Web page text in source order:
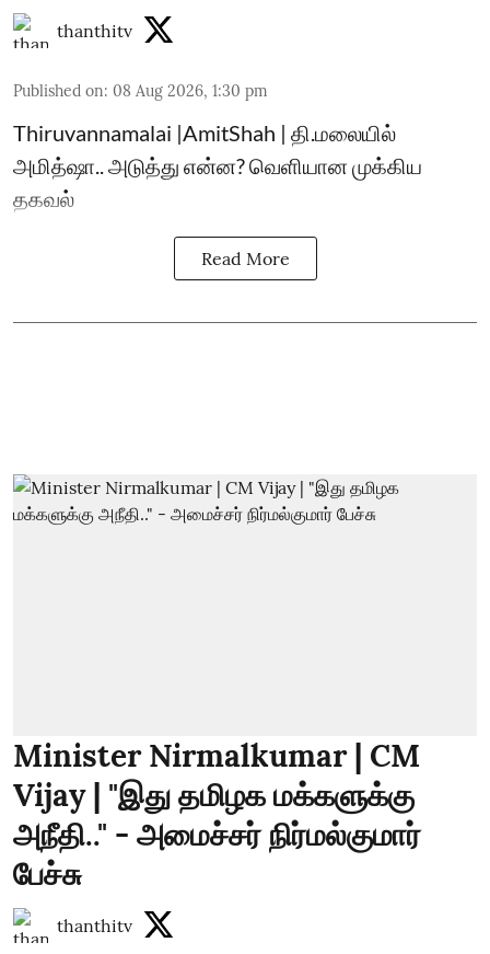
thanthitv
Published on: 08 Aug 2026, 1:30 pm
Thiruvannamalai |AmitShah | தி.மலையில்
அமித்ஷா.. அடுத்து என்ன? வெளியான முக்கிய
தகவல்
Read More
Minister Nirmalkumar | CM
Vijay | "இது தமிழக மக்களுக்கு
அநீதி.." - அமைச்சர் நிர்மல்குமார்
பேச்சு
thanthitv